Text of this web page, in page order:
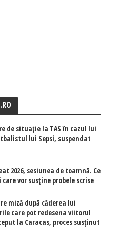
de situație la TAS în cazul lui
lui Sepsi, suspendat
2026, sesiunea de toamnă. Ce
vor susține probele scrise
miză după căderea lui
care pot redesena viitorul
la Caracas, proces susținut